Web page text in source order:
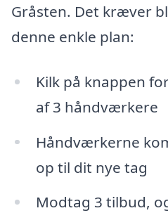
Gråsten. Det kræver
denne enkle plan:
Kilk på knappen
af 3 håndværkere
Håndværkerne
op til dit nye tag
Modtag 3 tilbud,